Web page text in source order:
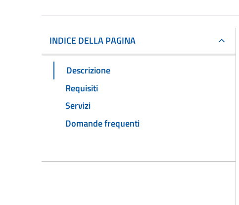
INDICE DELLA PAGINA
Descrizione
Requisiti
Servizi
Domande frequenti